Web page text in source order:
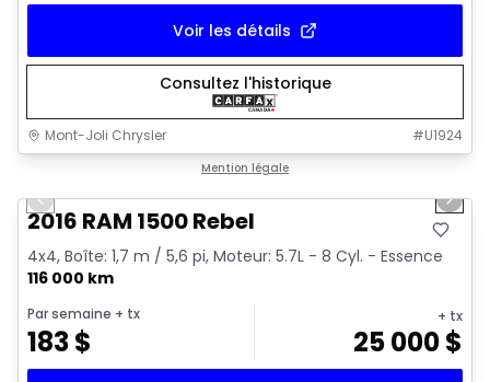
Voir les détails
Consultez l'historique
Mont-Joli Chrysler #U1924
Mention légale
Previous slide Next
2016 RAM 1500 Rebel
4x4, Boîte: 1,7 m / 5,6 pi, Moteur: 5.7L - 8 Cyl. - Essence
116 000 km
Par semaine + tx
183$
+ tx
25 000$